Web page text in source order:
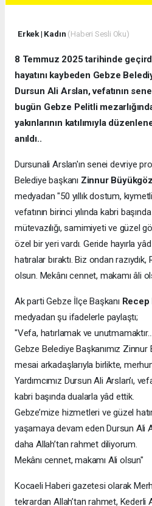
Erkek| Kadın (Haberi Sesli Oku)
8 Temmuz 2025 tarihinde
hayatını kaybeden Gebze
Dursun Ali Arslan, vefatının
bugün Gebze Pelitli
yakınlarının katılımıyla
anıldı..
Dursunali Arslan'ın senei devriye
Belediye başkanı Zinnur Büyükgöz
medyadan "50 yıllık dostum,
vefatının birinci yılında kabri
mütevazılığı, samimiyeti ve güzel
özel bir yeri vardı. Geride hayırla
hatıralar bıraktı. Biz ondan
olsun. Mekânı cennet, makamı âli
Ak parti Gebze İlçe Başkanı Recep
medyadan şu ifadelerle paylaştı;
"Vefa, hatırlamak ve unutmamaktır…
Gebze Belediye Başkanımız Zinnur
mesai arkadaşlarıyla birlikte,
Yardımcımız Dursun Ali Arslan’ı,
kabri başında dualarla yâd ettik.
Gebze’mize hizmetleri ve güzel
yaşamaya devam eden Dursun Ali
daha Allah’tan rahmet diliyorum.
Mekânı cennet, makamı Ali olsun"
Kocaeli Haberi gazetesi olarak
tekrardan Allah’tan rahmet, Kederli